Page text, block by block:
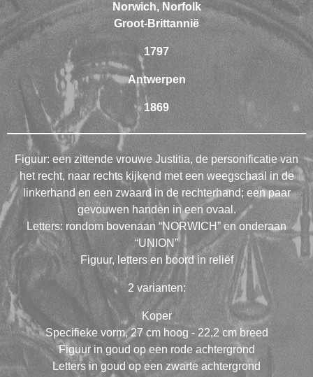
Norwich, Norfolk
Groot-Brittannië
1797
Antwerpen
1869
Figuur: een zittende vrouwe Justitia, de personificatie van
het recht, naar rechts kijkend met een weegschaal in de
linkerhand en een zwaard in de rechterhand; een paar
gevouwen handen in een ovaal.
Letters: rondom bovenaan “NORWICH” en onderaan
“UNION”
Figuur, letters en boord in reliëf
2 varianten:
Koper
Specifieke vorm, 27 cm hoog - 22,2 cm breed
Figuur in goud op een rode achtergrond
Letters in goud op een zwarte achtergrond